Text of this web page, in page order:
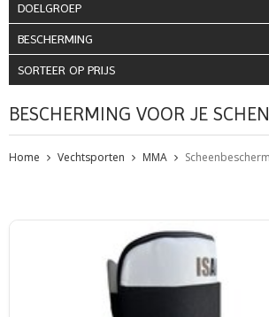
DOELGROEP
BESCHERMING
SORTEER OP PRIJS
BESCHERMING VOOR JE
Home Vechtsporten MMA